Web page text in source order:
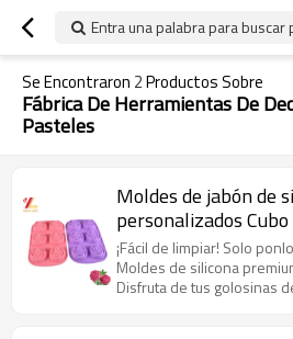
Entra una palabra para buscar
Se Encontraron 2Productos Sobre
Fábrica De Herramientas De
Pasteles
Moldes de jabón de
personalizados
silicona Magdalena
Herramientas de
proveedor Proveedor
¡Fácil de limpiar! Solo
Moldes de silicona
Disfruta de tus golosinas